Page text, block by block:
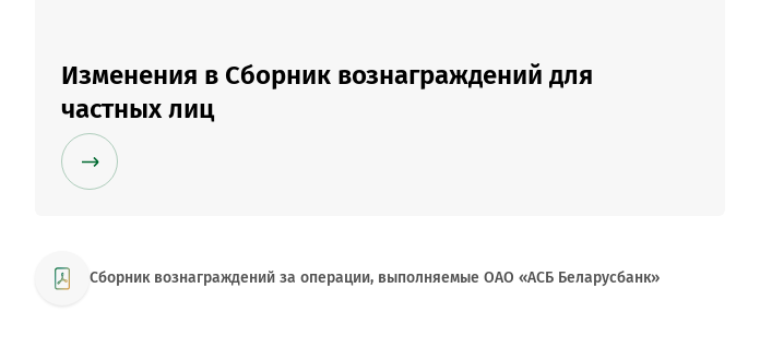
Изменения в Сборник вознаграждений для
частных лиц
Сборник вознаграждений за операции, выполняемые ОАО «АСБ Беларусбанк»